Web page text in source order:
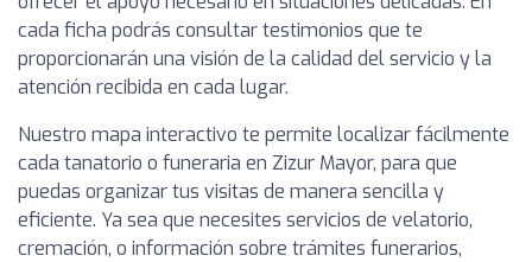
cada ficha podrás consultar testimonios que te
proporcionarán una visión de la calidad del servicio y la
atención recibida en cada lugar.
Nuestro mapa interactivo te permite localizar fácilmente
cada tanatorio o funeraria en Zizur Mayor, para que
puedas organizar tus visitas de manera sencilla y
eficiente. Ya sea que necesites servicios de velatorio,
cremación, o información sobre trámites funerarios,